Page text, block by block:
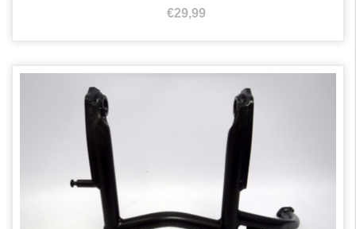
€29,99